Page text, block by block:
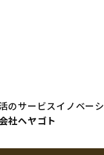
のサービスイノベー
社ヘヤゴト